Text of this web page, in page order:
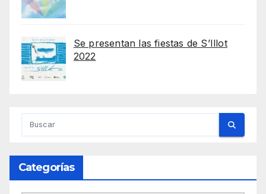
Se presentan las fiestas de S’Illot
2022
Categorías